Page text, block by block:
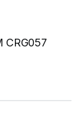
CRG057